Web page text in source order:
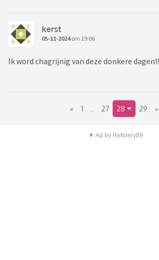
kerst
05-11-2024om 19:06
Ik word chagrijnig van deze donkere dagen!!
« 1 27 28 29 »
▼ Ad by Refinery89